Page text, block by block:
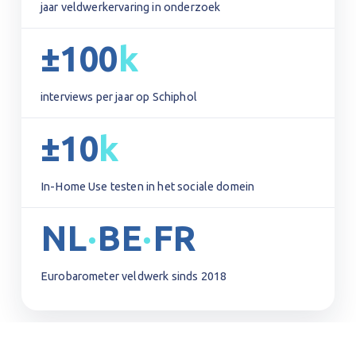
jaar veldwerkervaring in onderzoek
±100k
interviews per jaar op Schiphol
±10k
In-Home Use testen in het sociale domein
NL·BE·FR
Eurobarometer veldwerk sinds 2018